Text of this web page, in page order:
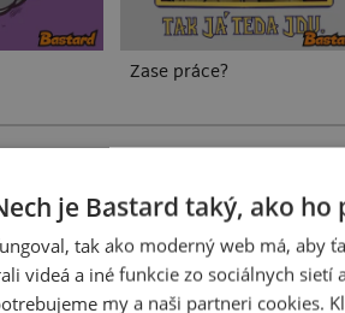
Zase práce?
je Bastard taký, ako ho
tak ako moderný web má, aby
videá a iné funkcie zo sociálnych sietí
my a naši partneri cookies.